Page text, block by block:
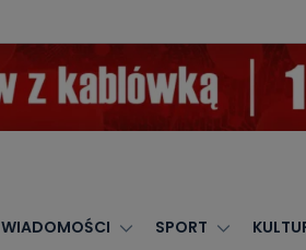
WIADOMOŚCI SPORT